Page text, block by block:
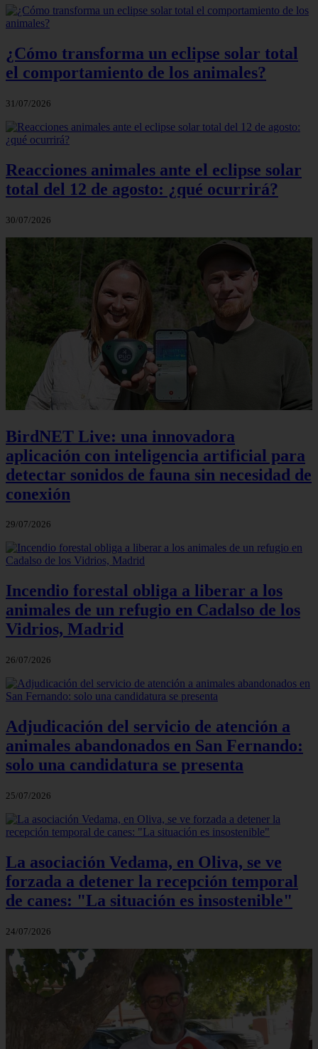
¿Cómo transforma un eclipse solar total
el comportamiento de los animales?
31/07/2026
Reacciones animales ante el eclipse solar
total del 12 de agosto: ¿qué ocurrirá?
30/07/2026
BirdNET Live: una innovadora
aplicación con inteligencia artificial para
detectar sonidos de fauna sin necesidad de
conexión
29/07/2026
Incendio forestal obliga a liberar a los
animales de un refugio en Cadalso de los
Vidrios, Madrid
26/07/2026
Adjudicación del servicio de atención a
animales abandonados en San Fernando:
solo una candidatura se presenta
25/07/2026
La asociación Vedama, en Oliva, se ve
forzada a detener la recepción temporal
de canes: "La situación es insostenible"
24/07/2026